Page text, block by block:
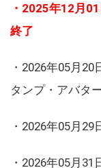
・2025年12月
終了
・2026年05月
タンプ・アバタ
・2026年05月
・2026年05月